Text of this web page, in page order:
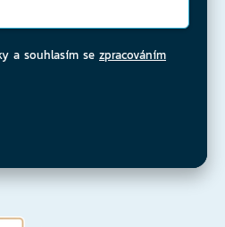
a souhlasím se zpracováním